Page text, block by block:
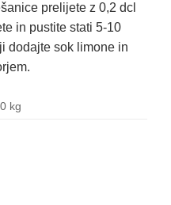
prelijete z 0,2 dcl
in pustite stati 5-10
dodajte sok limone in
kg